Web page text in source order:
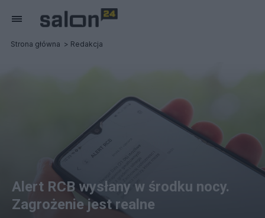
Strona główna Redakcja
Alert RCB wysłany w środku nocy.
Zagrożenie jest realne